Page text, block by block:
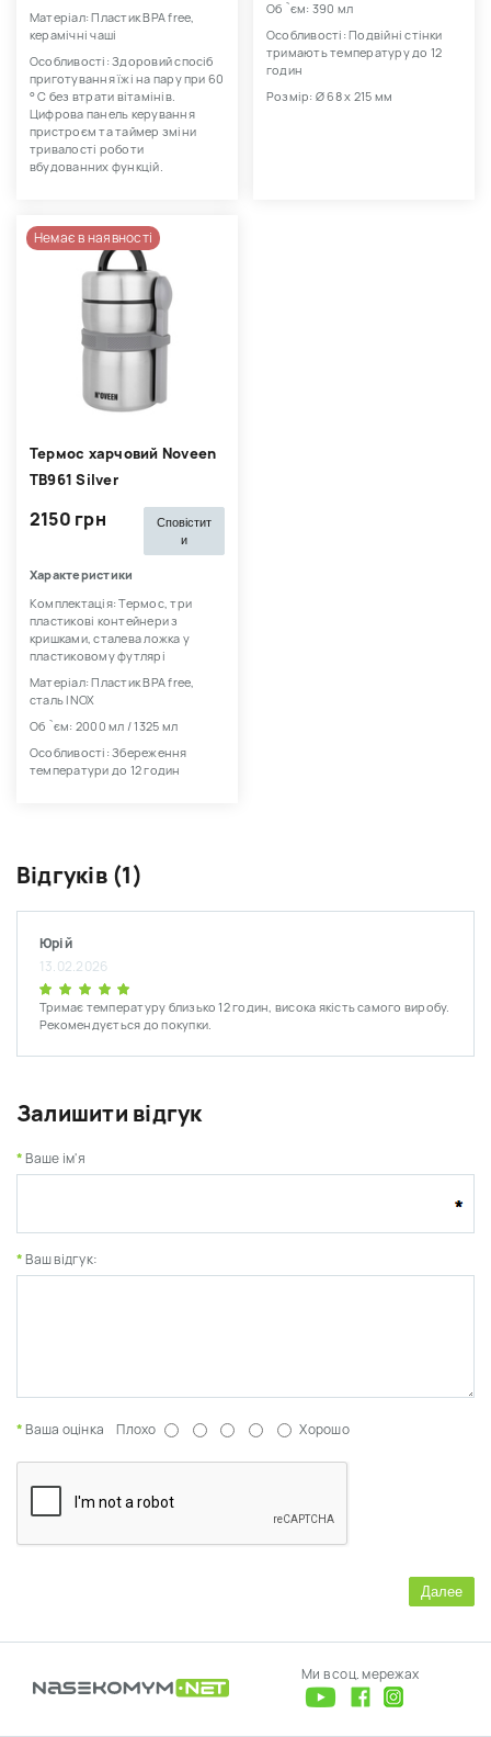
Матеріал: Пластик BPA free,
керамічні чаші
Особливості: Здоровий спосіб
приготування їжі на пару при 60
° С без втрати вітамінів.
Цифрова панель керування
пристроєм та таймер зміни
тривалості роботи
вбудованних функцій.
Об `єм: 390 мл
Особливості: Подвійні стінки
тримають температуру до 12
годин
Розмір: Ø 68 x 215 мм
Немає в наявності
Термос харчовий Noveen
TB961 Silver
2150 грн
Сповістит
и
Характеристики
Комплектація: Термос, три
пластикові контейнери з
кришками, сталева ложка у
пластиковому футлярі
Матеріал: Пластик BPA free,
сталь INOX
Об `єм: 2000 мл / 1325 мл
Особливості: Збереження
температури до 12 годин
Відгуків (1)
Юрій
13.02.2026
Тримає температуру близько 12 годин, висока якість самого виробу.
Рекомендується до покупки.
Залишити відгук
Ваше ім'я
Ваш відгук:
Ваша оцінка Плохо Хорошо
Далее
Ми в соц. мережах